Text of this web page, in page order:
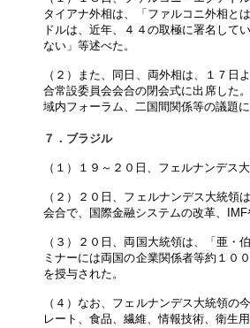
タイアナ外相は、「ファルコニ外相と
ドルは、近年、４４の取極に署名して
ない」等述べた。
（２）また、同日、両外相は、１７
合常設委員会会合の閉会式に出席した
域内フォーラム、二国間関係等の議題
７．ブラジル
（１）１９～２０日、フェルナンデス
（２）２０日、フェルナンデス大統
会合で、国際金融システムの改革、
（３）２０日、両国大統領は、「亜
ミナーには両国の企業関係者等約１０
を授与された。
（４）なお、フェルナンデス大統領
レート、食品、繊維、情報技術、衛生